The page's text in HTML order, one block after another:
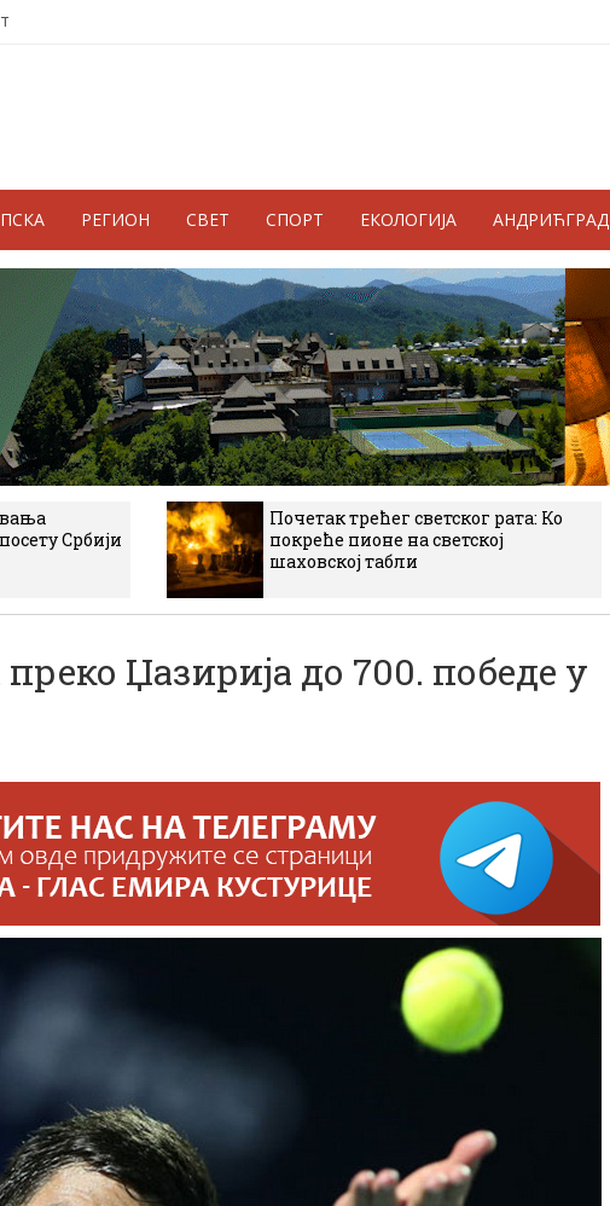
РЕГИОН СВЕТ СПОРТ ЕКОЛОГИЈА АНДРИЋГРАД
Србији
Почетак трећег светског рата: Ко
покреће пионе на светској
шаховској табли
Џазириjа до 700. победе у